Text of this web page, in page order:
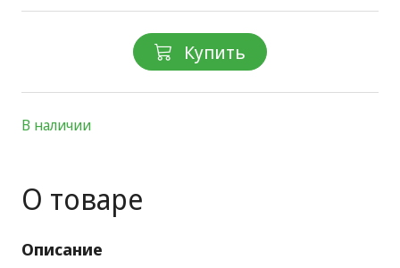
Купить
В наличии
О товаре
Описание